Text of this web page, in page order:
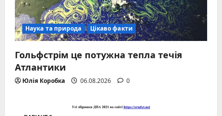
Наука та природа Цікаво факти
Гольфстрім це потужна тепла течія
Атлантики
Юлія Коробка 06.08.2026 0